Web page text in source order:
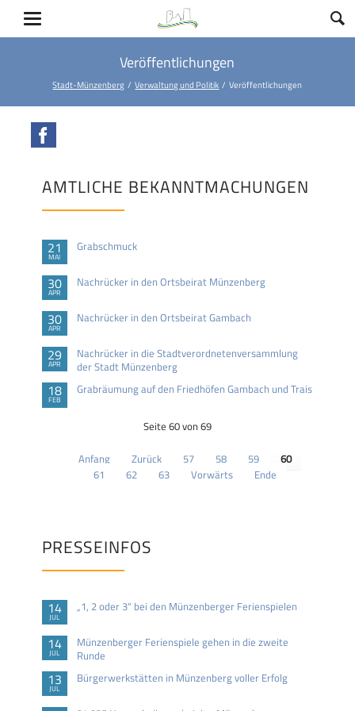
Veröffentlichungen
Stadt-Münzenberg Verwaltung und Politik Veröffentlichungen
AMTLICHE BEKANNTMACHUNGEN
21
MAI
Grabschmuck
30
APR
Nachrücker in den Ortsbeirat Münzenberg
30
APR
Nachrücker in den Ortsbeirat Gambach
29
APR
Nachrücker in die Stadtverordnetenversammlung
der Stadt Münzenberg
18
FEB
Grabräumung auf den Friedhöfen Gambach und Trais
Seite 60 von 69
Anfang Zurück 57 58 59
60
61
62 63 Vorwärts Ende
PRESSEINFOS
14
JUL
„1, 2 oder 3“ bei den Münzenberger Ferienspielen
14
JUL
Münzenberger Ferienspiele gehen in die zweite
Runde
13
JUL
Bürgerwerkstätten in Münzenberg voller Erfolg